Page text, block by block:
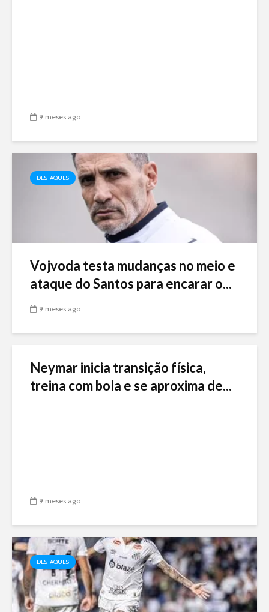
9 meses ago
DESTAQUES
Vojvoda testa mudanças no meio e
ataque do Santos para encarar o...
9 meses ago
Neymar inicia transição física,
treina com bola e se aproxima de...
9 meses ago
DESTAQUES